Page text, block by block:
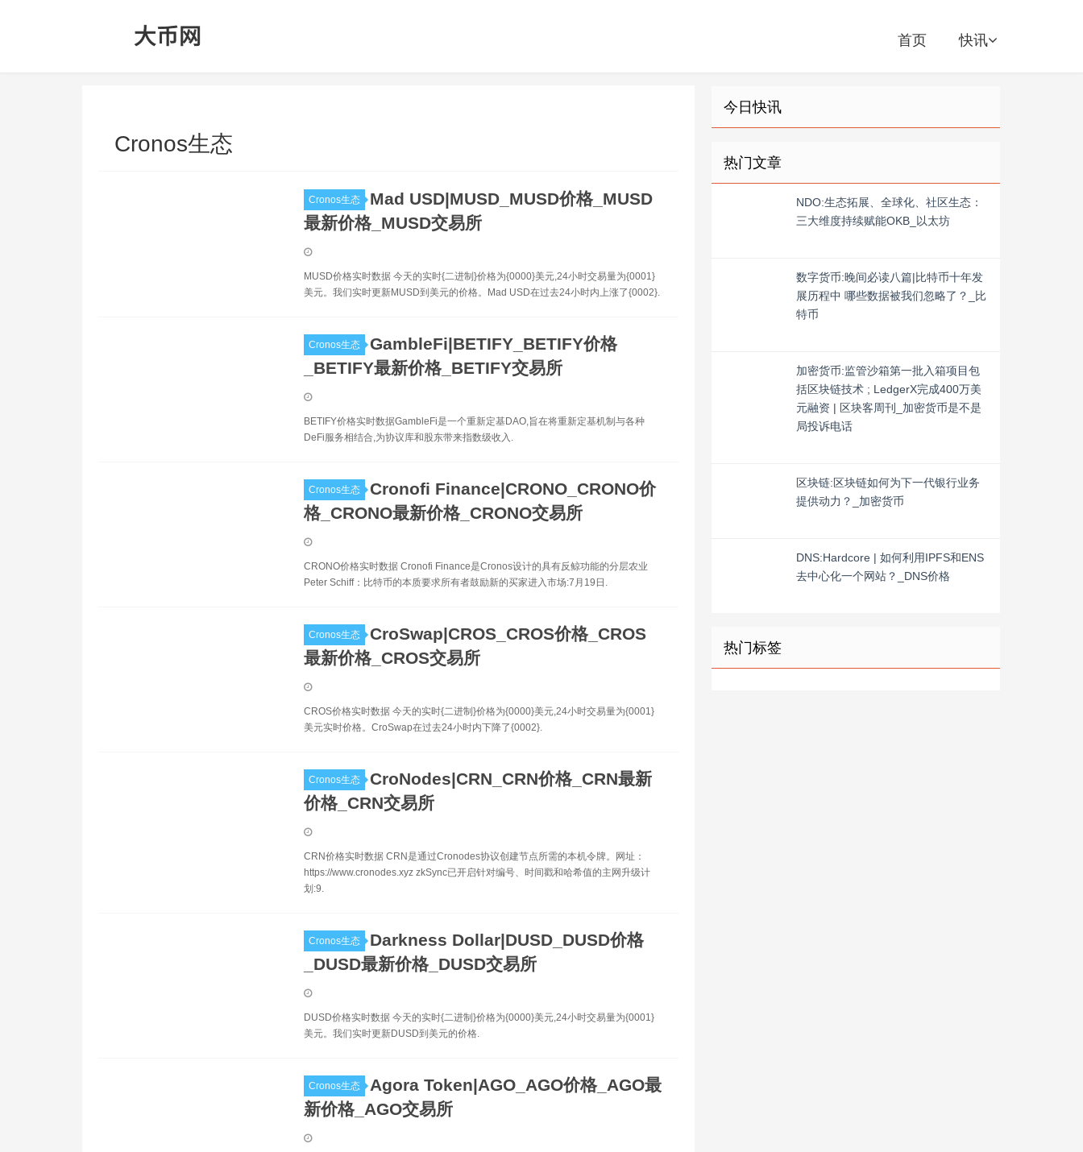
首页 快讯
Cronos生态
Cronos生态
Mad USD|MUSD_MUSD价格_MUSD
最新价格_MUSD交易所
MUSD价格实时数据 今天的实时{二进制}价格为{0000}美元,24小时交易量为{0001}
美元。我们实时更新MUSD到美元的价格。Mad USD在过去24小时内上涨了{0002}.
Cronos生态
GambleFi|BETIFY_BETIFY价格
_BETIFY最新价格_BETIFY交易所
BETIFY价格实时数据GambleFi是一个重新定基DAO,旨在将重新定基机制与各种
DeFi服务相结合,为协议库和股东带来指数级收入.
Cronos生态
Cronofi Finance|CRONO_CRONO价
格_CRONO最新价格_CRONO交易所
CRONO价格实时数据 Cronofi Finance是Cronos设计的具有反鲸功能的分层农业
Peter Schiff：比特币的本质要求所有者鼓励新的买家进入市场:7月19日.
Cronos生态
CroSwap|CROS_CROS价格_CROS
最新价格_CROS交易所
CROS价格实时数据 今天的实时{二进制}价格为{0000}美元,24小时交易量为{0001}
美元实时价格。CroSwap在过去24小时内下降了{0002}.
Cronos生态
CroNodes|CRN_CRN价格_CRN最新
价格_CRN交易所
CRN价格实时数据 CRN是通过Cronodes协议创建节点所需的本机令牌。网址：
https://www.cronodes.xyz zkSync已开启针对编号、时间戳和哈希值的主网升级计
划:9.
Cronos生态
Darkness Dollar|DUSD_DUSD价格
_DUSD最新价格_DUSD交易所
DUSD价格实时数据 今天的实时{二进制}价格为{0000}美元,24小时交易量为{0001}
美元。我们实时更新DUSD到美元的价格.
Cronos生态
Agora Token|AGO_AGO价格_AGO最
新价格_AGO交易所
今日快讯
热门文章
NDO:生态拓展、全球化、社区生态：
三大维度持续赋能OKB_以太坊
数字货币:晚间必读八篇|比特币十年发
展历程中 哪些数据被我们忽略了？_比
特币
加密货币:监管沙箱第一批入箱项目包
括区块链技术 ; LedgerX完成400万美
元融资 | 区块客周刊_加密货币是不是
局投诉电话
区块链:区块链如何为下一代银行业务
提供动力？_加密货币
DNS:Hardcore | 如何利用IPFS和ENS
去中心化一个网站？_DNS价格
热门标签